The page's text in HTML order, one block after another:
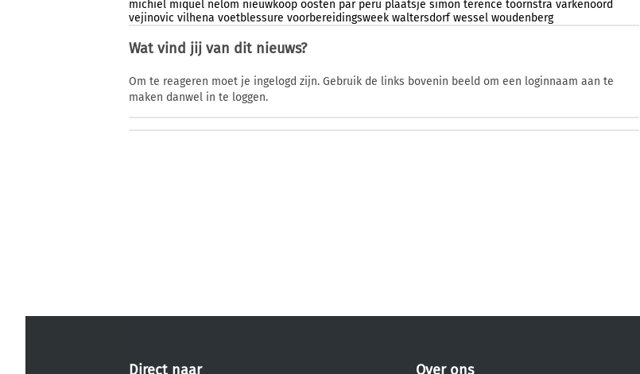
michiel miquel nelom nieuwkoop oosten par peru plaatsje simon terence toornstra varkenoord
vejinovic vilhena voetblessure voorbereidingsweek waltersdorf wessel woudenberg
Wat vind jij van dit nieuws?
Om te reageren moet je ingelogd zijn. Gebruik de links bovenin beeld om een loginnaam aan te
maken danwel in te loggen.
Direct naar Over ons